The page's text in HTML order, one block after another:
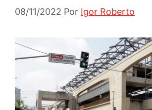
08/11/2022 Por Igor Roberto